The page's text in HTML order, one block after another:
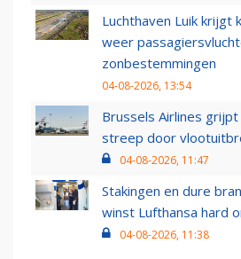
Luchthaven Luik krijgt
weer
zonbestemmingen
04-08-2026, 13:54
Brussels Airlines
streep door
04-08-2026, 11:47
Stakingen en dure
winst Lufthansa hard
04-08-2026, 11:38